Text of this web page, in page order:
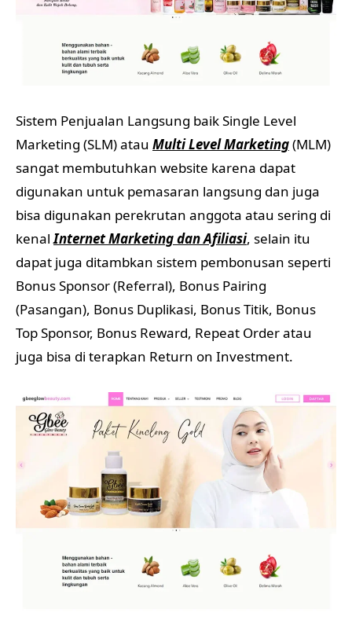
Sistem Penjualan Langsung baik Single Level
Marketing (SLM) atau Multi Level Marketing(MLM)
sangat membutuhkan website karena dapat
digunakan untuk pemasaran langsung dan juga
bisa digunakan perekrutan anggota atau sering di
kenalInternet Marketing dan Afiliasi, selain itu
dapat juga ditambkan sistem pembonusan seperti
Bonus Sponsor (Referral), Bonus Pairing
(Pasangan), Bonus Duplikasi, Bonus Titik, Bonus
Top Sponsor, Bonus Reward, Repeat Order atau
juga bisa di terapkan Return on Investment.